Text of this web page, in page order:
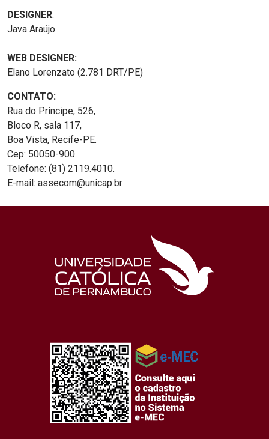
DESIGNER:
Java Araújo
WEB DESIGNER:
Elano Lorenzato (2.781 DRT/PE)
CONTATO:
Rua do Príncipe, 526,
Bloco R, sala 117,
Boa Vista, Recife-PE.
Cep: 50050-900.
Telefone: (81) 2119.4010.
E-mail: assecom@unicap.br